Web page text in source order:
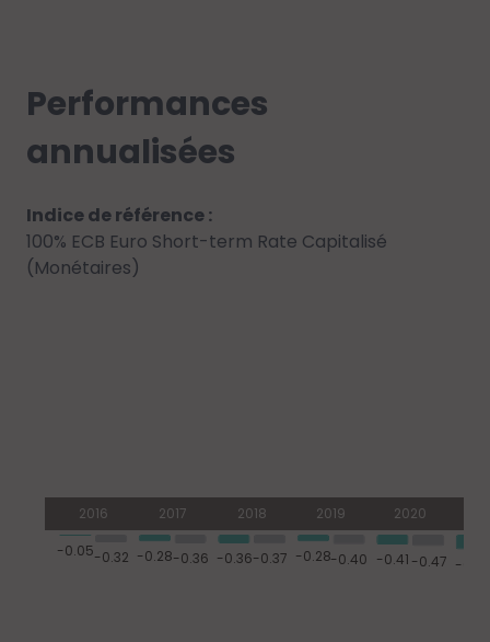
Performances
annualisées
Indice de référence :
100% ECB Euro Short-term Rate Capitalisé
(Monétaires)